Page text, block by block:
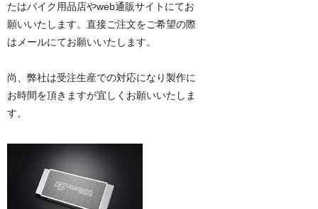
たはバイク用品店やweb通販サイトにてお
願いいたします。直接ご注文をご希望の際
はメールにてお願いいたします。
尚、弊社は受注生産での対応になり製作に
お時間を頂きますが宜しくお願いいたしま
す。